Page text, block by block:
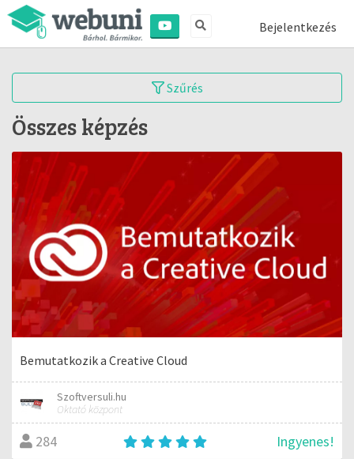
Bejelentkezés
Szűrés
Összes képzés
Bemutatkozik a Creative Cloud
Szoftversuli.hu
Oktató központ
284 Ingyenes!